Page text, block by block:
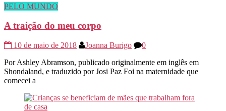
PELO MUNDO
A traição do meu corpo
10 de maio de 2018 Joanna Burigo
0
Por Ashley Abramson, publicado originalmente em inglês em
Shondaland, e traduzido por Josi Paz Foi na maternidade que
comecei a